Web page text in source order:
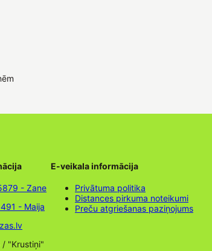
- Zane
- Maija
/ "Krustiņi"
E-veikala informācija
Privātuma politika
Distances pirkuma noteikumi
Preču atgriešanas paziņojums